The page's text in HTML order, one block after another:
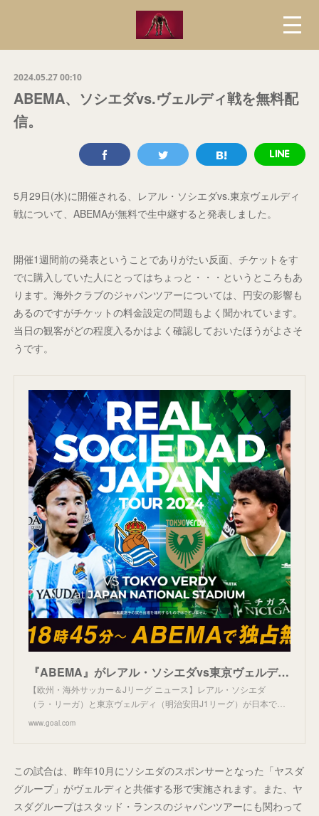
2024.05.27 00:10
ABEMA、ソシエダvs.ヴェルディ戦を無料配
信。
5月29日(水)に開催される、レアル・ソシエダvs.東京ヴェルディ
戦について、ABEMAが無料で生中継すると発表しました。
開催1週間前の発表ということでありがたい反面、チケットをす
でに購入していた人にとってはちょっと・・・というところもあ
ります。海外クラブのジャパンツアーについては、円安の影響も
あるのですがチケットの料金設定の問題もよく聞かれています。
当日の観客がどの程度入るかはよく確認しておいたほうがよさそ
うです。
『ABEMA』がレアル・ソシエダvs東京ヴェルディを独占無料生中継！ | Goal.com 日本
【欧州・海外サッカー＆Jリーグ ニュース】レアル・ソシエダ
（ラ・リーガ）と東京ヴェルディ（明治安田J1リーグ）が日本で…
www.goal.com
この試合は、昨年10月にソシエダのスポンサーとなった「ヤスダ
グループ」がヴェルディと共催する形で実施されます。また、ヤ
スダグループはスタッド・ランスのジャパンツアーにも関わって